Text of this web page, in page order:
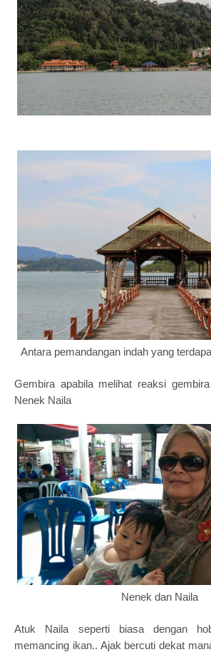
Antara pemandangan indah yang
Gembira apabila melihat reaksi
Nenek Naila
Nenek dan Naila
Atuk Naila seperti biasa dengan
memancing ikan.. Ajak bercuti dekat